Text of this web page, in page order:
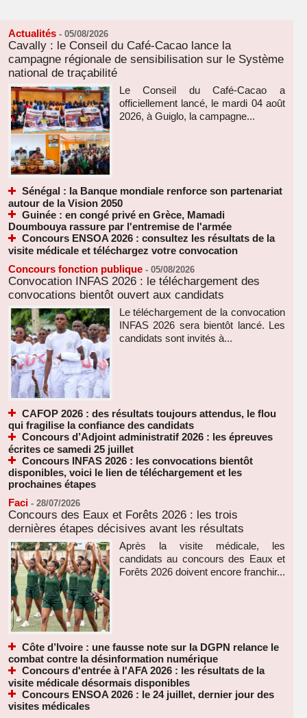
Actualités - 05/08/2026
Cavally : le Conseil du Café-Cacao lance la
campagne régionale de sensibilisation sur le Système
national de traçabilité
Le Conseil du Café-Cacao a
officiellement lancé, le mardi 04 août
2026, à Guiglo, la campagne...
Sénégal : la Banque mondiale renforce son partenariat
autour de la Vision 2050
Guinée : en congé privé en Grèce, Mamadi
Doumbouya rassure par l'entremise de l'armée
Concours ENSOA 2026 : consultez les résultats de la
visite médicale et téléchargez votre convocation
Concours fonction publique - 05/08/2026
Convocation INFAS 2026 : le téléchargement des
convocations bientôt ouvert aux candidats
Le téléchargement de la convocation
INFAS 2026 sera bientôt lancé. Les
candidats sont invités à...
CAFOP 2026 : des résultats toujours attendus, le flou
qui fragilise la confiance des candidats
Concours d’Adjoint administratif 2026 : les épreuves
écrites ce samedi 25 juillet
Concours INFAS 2026 : les convocations bientôt
disponibles, voici le lien de téléchargement et les
prochaines étapes
Faci - 28/07/2026
Concours des Eaux et Forêts 2026 : les trois
dernières étapes décisives avant les résultats
Après la visite médicale, les
candidats au concours des Eaux et
Forêts 2026 doivent encore franchir...
Côte d’Ivoire : une fausse note sur la DGPN relance le
combat contre la désinformation numérique
Concours d'entrée à l'AFA 2026 : les résultats de la
visite médicale désormais disponibles
Concours ENSOA 2026 : le 24 juillet, dernier jour des
visites médicales